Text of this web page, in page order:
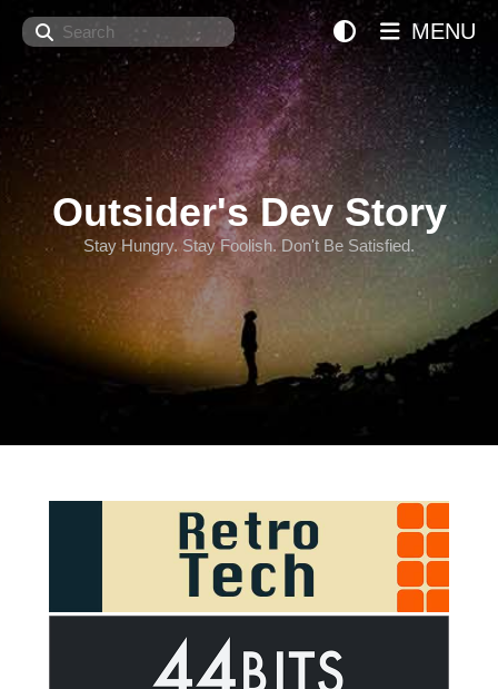
Search
Outsider's Dev Story
Stay Hungry. Stay Foolish. Don't Be Satisfied.
MENU